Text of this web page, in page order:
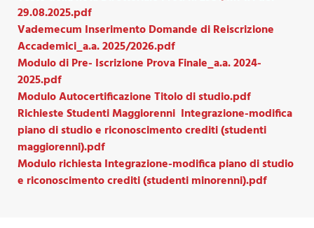
29.08.2025.pdf
Vademecum Inserimento Domande di Reiscrizione
Accademici_a.a. 2025/2026.pdf
Modulo di Pre- Iscrizione Prova Finale_a.a. 2024-
2025.pdf
Modulo Autocertificazione Titolo di studio.pdf
Richieste Studenti Maggiorenni Integrazione-modifica
piano di studio e riconoscimento crediti (studenti
maggiorenni).pdf
Modulo richiesta Integrazione-modifica piano di studio
e riconoscimento crediti (studenti minorenni).pdf